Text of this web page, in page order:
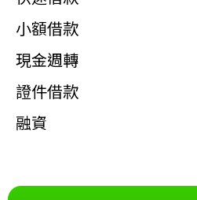
小額借款
現金週轉
證件借款
融資